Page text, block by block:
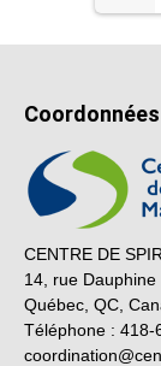
Coordonnées
CENTRE DE
14, rue Dauphine
Québec, QC,
Téléphone : 418-